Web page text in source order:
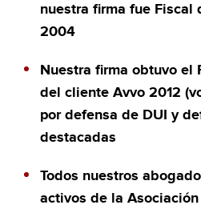
nuestra firma fue Fiscal
2004
Nuestra firma obtuvo el
del cliente Avvo 2012
por defensa de DUI y
destacadas
Todos nuestros
activos de la